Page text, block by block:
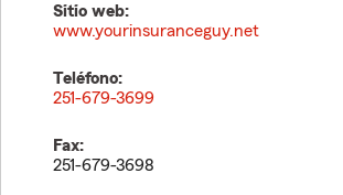
Sitio web:
www.yourinsuranceguy.net
Teléfono:
251-679-3699
Fax:
251-679-3698